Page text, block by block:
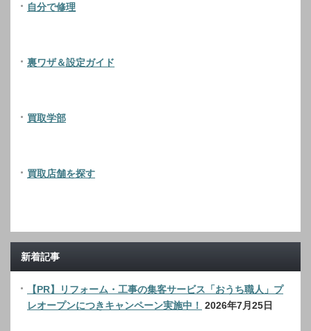
自分で修理
裏ワザ＆設定ガイド
買取学部
買取店舗を探す
新着記事
【PR】リフォーム・工事の集客サービス「おうち職人」プ
レオープンにつきキャンペーン実施中！ 2026年7月25日